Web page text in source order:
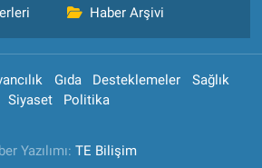
Haber Arşivi
Gıda Desteklemeler
Sağlık
Siyaset
Politika
Yazılımı: TE Bilişim